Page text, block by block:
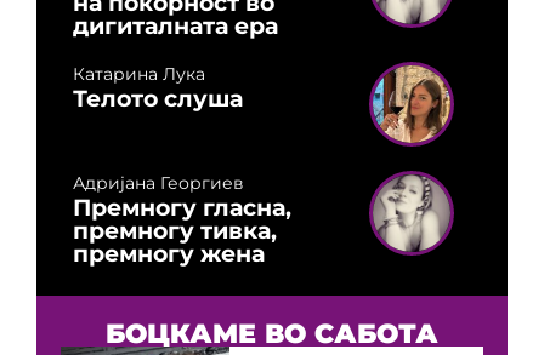
дигиталната ера
Катарина Лука
Телото слуша
Адријана Георгиев
Премногу гласна,
премногу тивка,
премногу жена
БОЦКАМЕ ВО САБОТА